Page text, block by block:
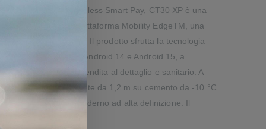
i pagamenti contactless Smart Pay, CT30 XP è una
Basato sulla piattaforma Mobility EdgeTM, una
più impegnative. Il prodotto sfrutta la tecnologia
di supportare Android 14 e Android 15, a
del settore della vendita al dettaglio e sanitario. A
resistere a più cadute da 1,2 m su cemento da -10 °C
il software moderno ad alta definizione. Il